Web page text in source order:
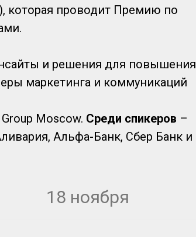
которая проводит Премию по
и решения для повышения
маркетинга и коммуникаций
Moscow. Среди спикеров –
Альфа-Банк, Сбер Банк и
18 ноября